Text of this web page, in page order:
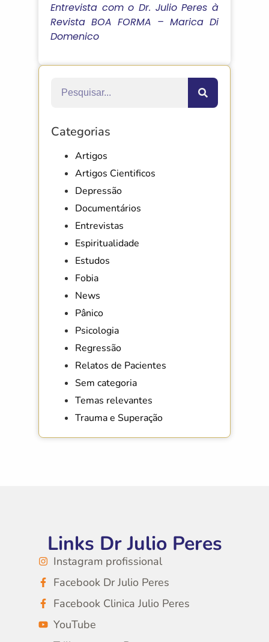
Entrevista com o Dr. Julio Peres à
Revista BOA FORMA – Marica Di
Domenico
Categorias
Artigos
Artigos Cientificos
Depressão
Documentários
Entrevistas
Espiritualidade
Estudos
Fobia
News
Pânico
Psicologia
Regressão
Relatos de Pacientes
Sem categoria
Temas relevantes
Trauma e Superação
Links Dr Julio Peres
Instagram profissional
Facebook Dr Julio Peres
Facebook Clinica Julio Peres
YouTube